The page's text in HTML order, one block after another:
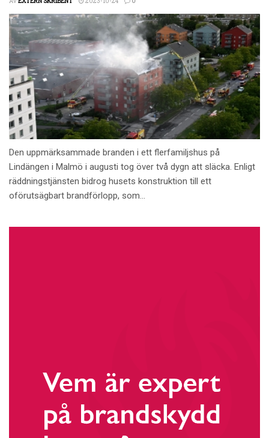
Den uppmärksammade branden i ett flerfamiljshus på
Lindängen i Malmö i augusti tog över två dygn att släcka. Enligt
räddningstjänsten bidrog husets konstruktion till ett
oförutsägbart brandförlopp, som...